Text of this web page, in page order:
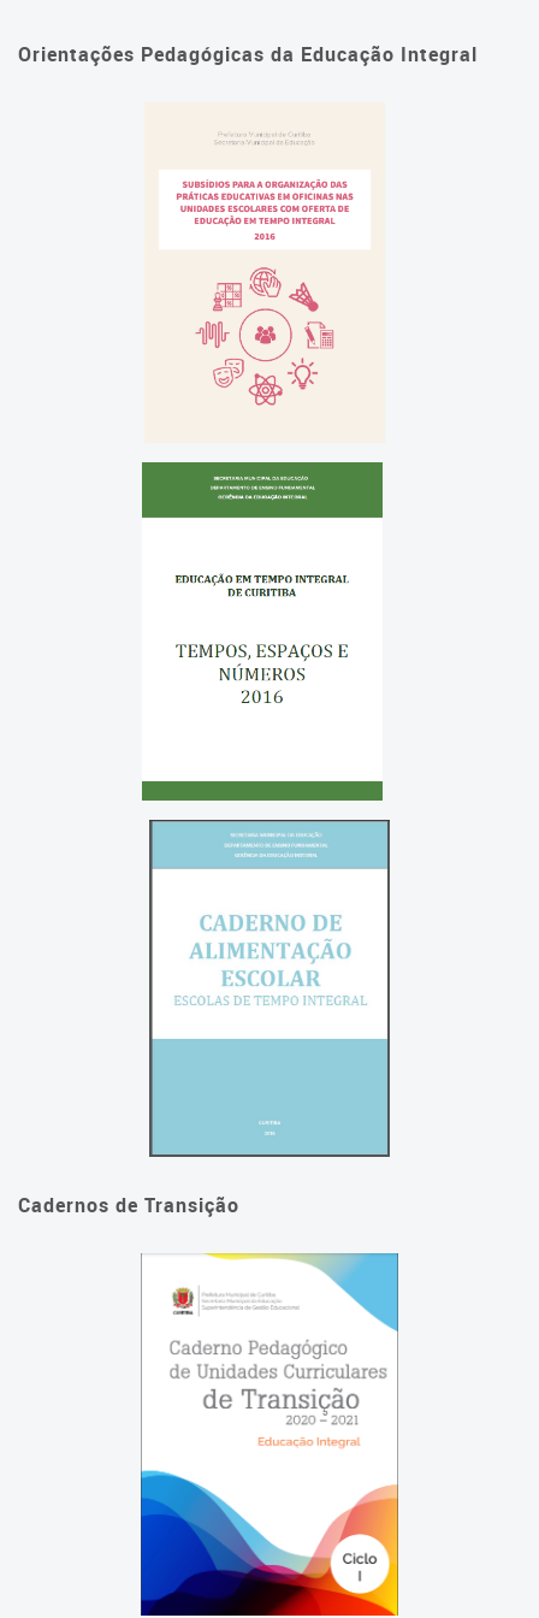
Orientações Pedagógicas da Educação Integral
Cadernos de Transição